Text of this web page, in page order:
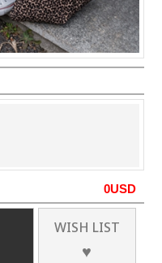
0USD
WISH LIST
♥